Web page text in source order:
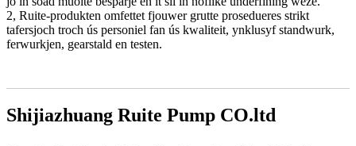
2, Ruite-produkten omfettet fjouwer grutte prosedueres strikt
tafersjoch troch ús personiel fan ús kwaliteit, ynklusyf standwurk,
ferwurkjen, gearstald en testen.
Shijiazhuang Ruite Pump CO.ltd